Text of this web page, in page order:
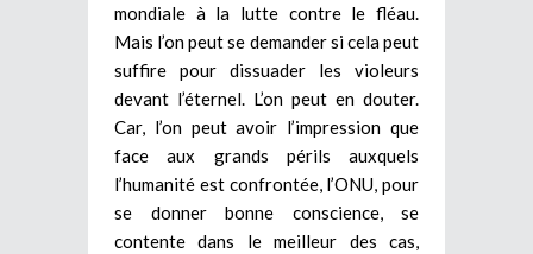
mondiale à la lutte contre le fléau.
Mais l’on peut se demander si cela peut
suffire pour dissuader les violeurs
devant l’éternel. L’on peut en douter.
Car, l’on peut avoir l’impression que
face aux grands périls auxquels
l’humanité est confrontée, l’ONU, pour
se donner bonne conscience, se
contente dans le meilleur des cas,